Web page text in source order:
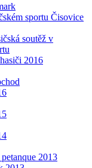
sportu Čisovice
soutěž v
2016
2013